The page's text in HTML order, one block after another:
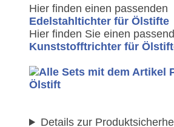
Hier finden einen passenden
Edelstahltichter für Ölstifte
Hier finden Sie einen
Kunststofftrichter für
Details zur
M.T.
Der Stift
wertigen
genau